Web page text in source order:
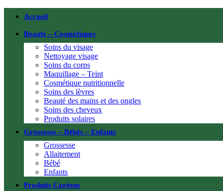
Accueil
Beauté – Cosmétiques
Soins du visage
Nettoyage visage
Soins du corps
Maquillage – Teint
Cosmétique nutritionnelle
Soins des lèvres
Beauté des mains et des ongles
Soins des cheveux
Produits solaires
Grossesse – Bébés – Enfants
Grossesse
Allaitement
Bébé
Enfants
Produits Coréens